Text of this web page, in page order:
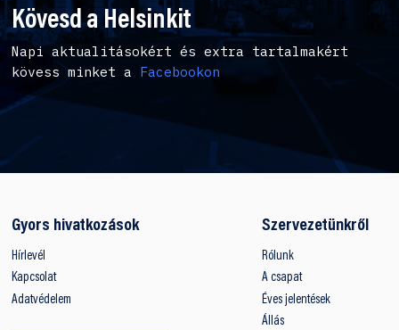
Kövesd a Helsinkit
Napi aktualitásokért és extra tartalmakért
kövess minket a Facebookon
Gyors hivatkozások
Hírlevél
Kapcsolat
Adatvédelem
Szervezetünkről
Rólunk
A csapat
Éves jelentések
Állás